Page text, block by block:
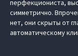
перфекциониста,
симметрично.
нет, они скрыты от
автоматическому